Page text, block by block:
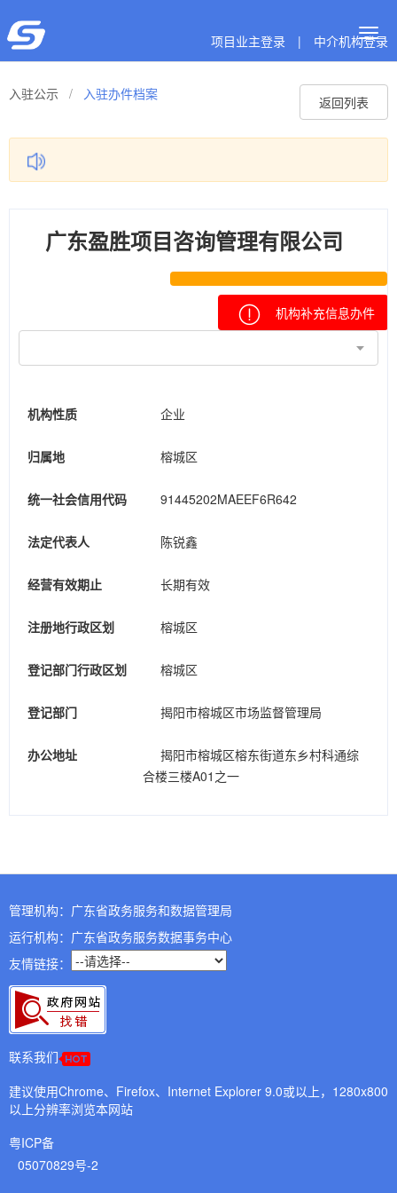
项目业主登录 | 中介机构登录
入驻公示 / 入驻办件档案 返回列表
广东盈胜项目咨询管理有限公司
机构补充信息办件
机构性质 企业
归属地 榕城区
统一社会信用代码 91445202MAEEF6R642
法定代表人 陈锐鑫
经营有效期止 长期有效
注册地行政区划 榕城区
登记部门行政区划 榕城区
登记部门 揭阳市榕城区市场监督管理局
办公地址
揭阳市榕城区榕东街道东乡村科通综
合楼三楼A01之一
管理机构：广东省政务服务和数据管理局
运行机构：广东省政务服务数据事务中心
友情链接：
联系我们
建议使用Chrome、Firefox、Internet Explorer 9.0或以上，1280x800
以上分辨率浏览本网站
粤ICP备
05070829号-2